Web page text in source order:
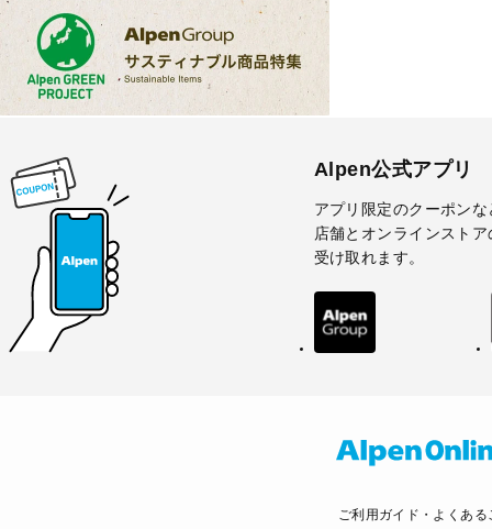
Alpen公式アプリ
アプリ限定のクーポンな
店舗とオンラインスト
受け取れます。
ご利用ガイド・よくある